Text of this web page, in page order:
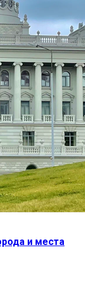
и места